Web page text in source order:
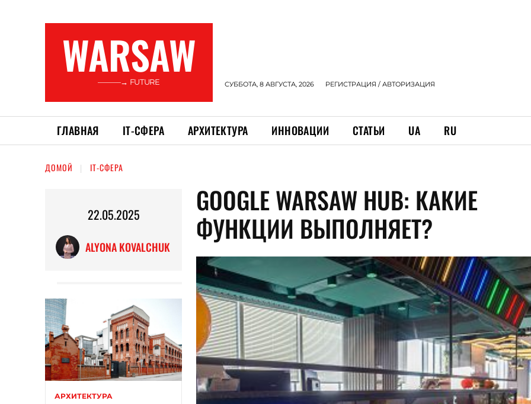
WARSAW
———→ FUTURE СУББОТА, 8 АВГУСТА, 2026 РЕГИСТРАЦИЯ / АВТОРИЗАЦИЯ
ГЛАВНАЯ ІТ-СФЕРА АРХИТЕКТУРА ИННОВАЦИИ СТАТЬИ UA RU
ДОМОЙ ІТ-СФЕРА
22.05.2025
ALYONA KOVALCHUK
АРХИТЕКТУРА
GOOGLE WARSAW HUB: КАКИЕ
ФУНКЦИИ ВЫПОЛНЯЕТ?